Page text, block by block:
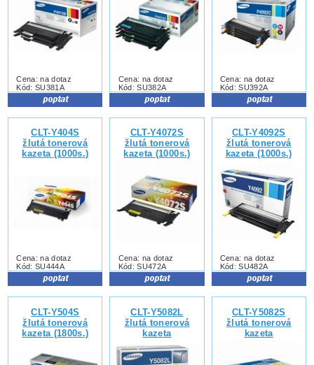
Cena: na dotaz
Kód: SU381A
Cena: na dotaz
Kód: SU382A
Cena: na dotaz
Kód: SU392A
CLT-Y404S
žlutá tonerová
kazeta (1000s.)
Cena: na dotaz
Kód: SU444A
CLT-Y4072S
žlutá tonerová
kazeta (1000s.)
Cena: na dotaz
Kód: SU472A
CLT-Y4092S
žlutá tonerová
kazeta (1000s.)
Cena: na dotaz
Kód: SU482A
CLT-Y504S
žlutá tonerová
kazeta (1800s.)
CLT-Y5082L
žlutá tonerová
kazeta
CLT-Y5082S
žlutá tonerová
kazeta